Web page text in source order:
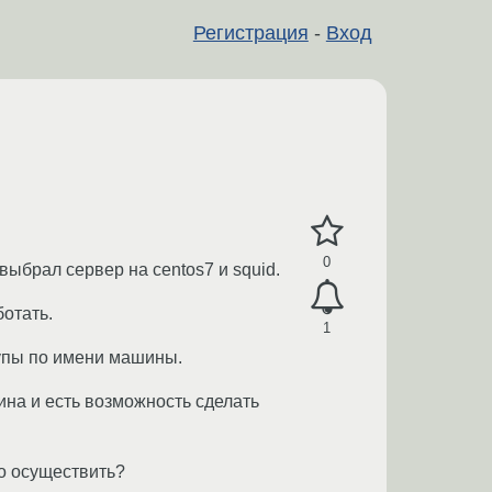
Регистрация - Вход
0
1
сервер на centos7 и squid.
по имени машины.
и есть возможность сделать
осуществить?